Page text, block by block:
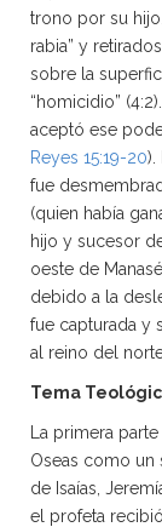
trono por su
rabia” y
sobre la
“homicidio”
aceptó ese
Reyes 15:19-20).
fue
(quien había
hijo y sucesor
oeste de
debido a la
fue capturada y
al reino del
Tema
La primera
Oseas como
de Isaías,
el profeta